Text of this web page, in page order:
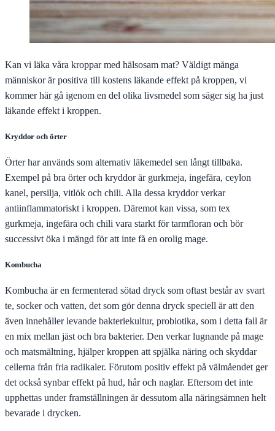
Kan vi läka våra kroppar med hälsosam mat? Väldigt många
människor är positiva till kostens läkande effekt på kroppen, vi
kommer här gå igenom en del olika livsmedel som säger sig ha just
läkande effekt i kroppen.
Kryddor och örter
Örter har används som alternativ läkemedel sen långt tillbaka.
Exempel på bra örter och kryddor är gurkmeja, ingefära, ceylon
kanel, persilja, vitlök och chili. Alla dessa kryddor verkar
antiinflammatoriskt i kroppen. Däremot kan vissa, som tex
gurkmeja, ingefära och chili vara starkt för tarmfloran och bör
successivt öka i mängd för att inte få en orolig mage.
Kombucha
Kombucha är en fermenterad sötad dryck som oftast består av svart
te, socker och vatten, det som gör denna dryck speciell är att den
även innehåller levande bakteriekultur, probiotika, som i detta fall är
en mix mellan jäst och bra bakterier. Den verkar lugnande på mage
och matsmältning, hjälper kroppen att spjälka näring och skyddar
cellerna från fria radikaler. Förutom positiv effekt på välmåendet ger
det också synbar effekt på hud, hår och naglar. Eftersom det inte
upphettas under framställningen är dessutom alla näringsämnen helt
bevarade i drycken.